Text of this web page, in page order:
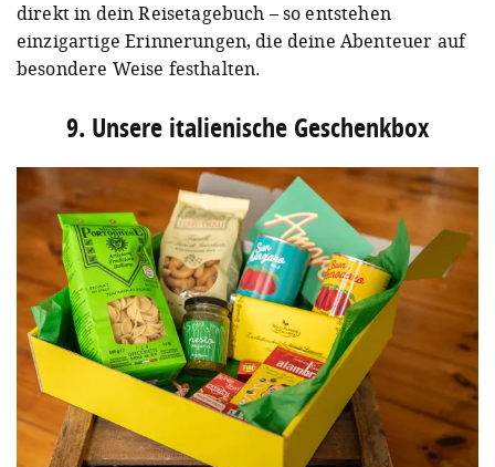
direkt in dein Reisetagebuch – so entstehen
einzigartige Erinnerungen, die deine Abenteuer auf
besondere Weise festhalten.
9. Unsere italienische Geschenkbox